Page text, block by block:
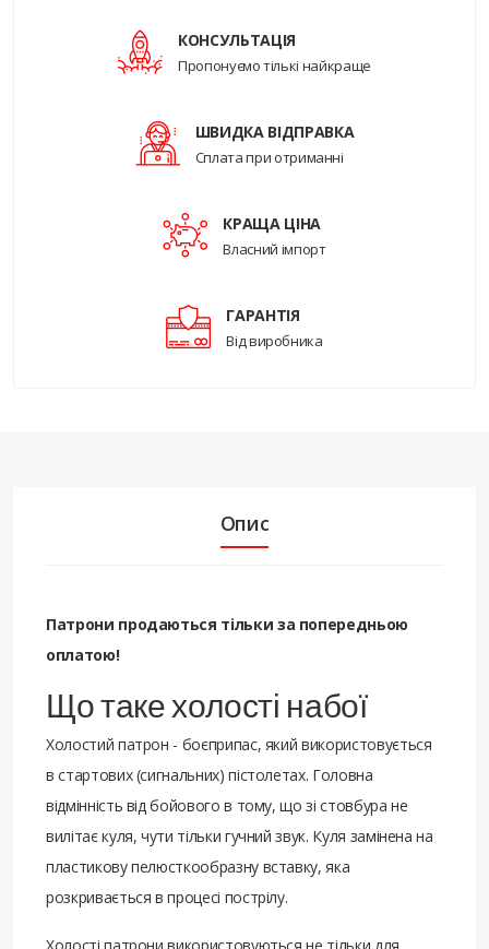
КОНСУЛЬТАЦІЯ
Пропонуємо тількі найкраще
ШВИДКА ВІДПРАВКА
Сплата при отриманні
КРАЩА ЦІНА
Власний імпорт
ГАРАНТІЯ
Від виробника
Опис
Патрони продаються тільки за попередньою
оплатою!
Що таке холості набої
Холостий патрон - боєприпас, який використовується
в стартових (сигнальних) пістолетах. Головна
відмінність від бойового в тому, що зі стовбура не
вилітає куля, чути тільки гучний звук. Куля замінена на
пластикову пелюсткообразну вставку, яка
розкривається в процесі пострілу.